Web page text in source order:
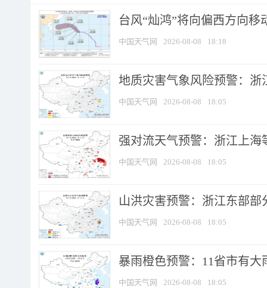
台风“灿鸿”将向偏西方向移
中国天气网 2026-08-08 18:18
地质灾害气象风险预警：
中国天气网 2026-08-08 18:05
强对流天气预警：浙江上海
中国天气网 2026-08-08 18:05
山洪灾害预警：浙江东部
中国天气网 2026-08-08 18:05
暴雨橙色预警：11省市有
中国天气网 2026-08-08 18:05